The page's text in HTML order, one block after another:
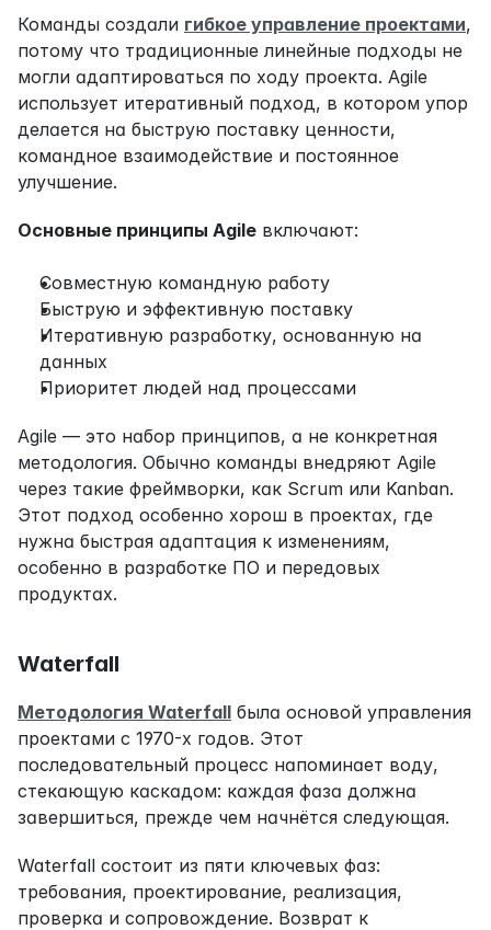
Команды создали гибкое управление проектами,
потому что традиционные линейные подходы не
могли адаптироваться по ходу проекта. Agile
использует итеративный подход, в котором упор
делается на быструю поставку ценности,
командное взаимодействие и постоянное
улучшение.
Основные принципы Agile включают:
Совместную командную работу
Быструю и эффективную поставку
Итеративную разработку, основанную на
данных
Приоритет людей над процессами
Agile — это набор принципов, а не конкретная
методология. Обычно команды внедряют Agile
через такие фреймворки, как Scrum или Kanban.
Этот подход особенно хорош в проектах, где
нужна быстрая адаптация к изменениям,
особенно в разработке ПО и передовых
продуктах.
Waterfall
Методология Waterfall была основой управления
проектами с 1970-х годов. Этот
последовательный процесс напоминает воду,
стекающую каскадом: каждая фаза должна
завершиться, прежде чем начнётся следующая.
Waterfall состоит из пяти ключевых фаз:
требования, проектирование, реализация,
проверка и сопровождение. Возврат к